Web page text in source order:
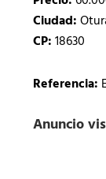
Ciudad:
CP:18630
Referencia:
Anuncio